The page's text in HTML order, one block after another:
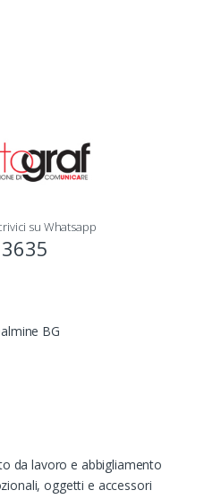
su Whatsapp
BG
da lavoro e abbigliamento
oggetti e accessori